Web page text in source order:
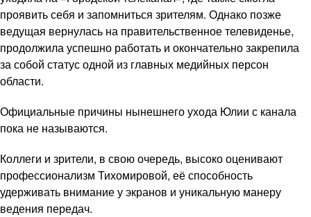
проявить себя и запомниться зрителям. Однако позже
ведущая вернулась на правительственное телевиденье,
продолжила успешно работать и окончательно закрепила
за собой статус одной из главных медийных персон
области.
Официальные причины нынешнего ухода Юлии с канала
пока не называются.
Коллеги и зрители, в свою очередь, высоко оценивают
профессионализм Тихомировой, её способность
удерживать внимание у экранов и уникальную манеру
ведения передач.